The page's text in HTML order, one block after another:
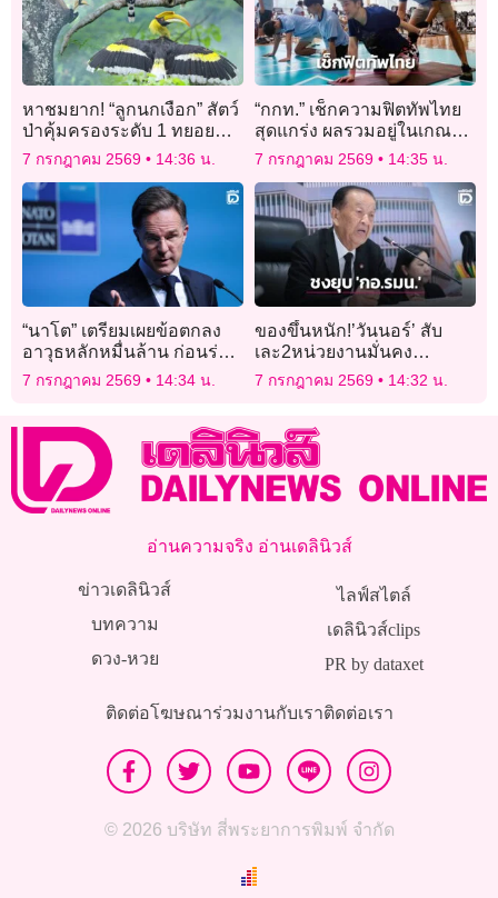
หาชมยาก! “ลูกนกเงือก” สัตว์
ป่าคุ้มครองระดับ 1 ทยอย
ออกจากรังในหุบเขานกเงือก
มณฑลยูนนาน (คลิป)
7 กรกฎาคม 2569 14:36 น.
“กกท.” เช็กความฟิตทัพไทย
สุดแกร่ง ผลรวมอยู่ในเกณฑ์
ดี-ดีมาก พร้อมไล่ล่า 15 ทอง
ศึกเอเชียนเกมส์ 2026
7 กรกฎาคม 2569 14:35 น.
“นาโต” เตรียมเผยข้อตกลง
อาวุธหลักหมื่นล้าน ก่อนร่วม
ประชุมสุดยอดกับทรัมป์
7 กรกฎาคม 2569 14:34 น.
ของขึ้นหนัก!’วันนอร์’ สับ
เละ2หน่วยงานมั่นคง
สังกัด’สำนักนายกฯ’ชง
ยุบ’กอ.รมน.’ ซัดแรงผลงาน
7 กรกฎาคม 2569 14:32 น.
อ่านความจริง อ่านเดลินิวส์
ข่าวเดลินิวส์
บทความ
ดวง-หวย
ไลฟ์สไตล์
เดลินิวส์clips
PR by dataxet
ติดต่อโฆษณาร่วมงานกับเราติดต่อเรา
© 2026 บริษัท สี่พระยาการพิมพ์ จำกัด